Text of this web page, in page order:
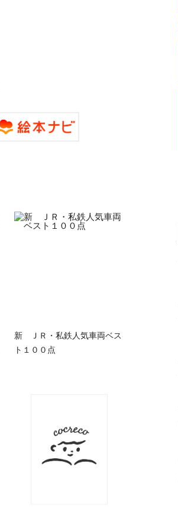
新 ＪＲ・私鉄人気車両ベス
ト１００点